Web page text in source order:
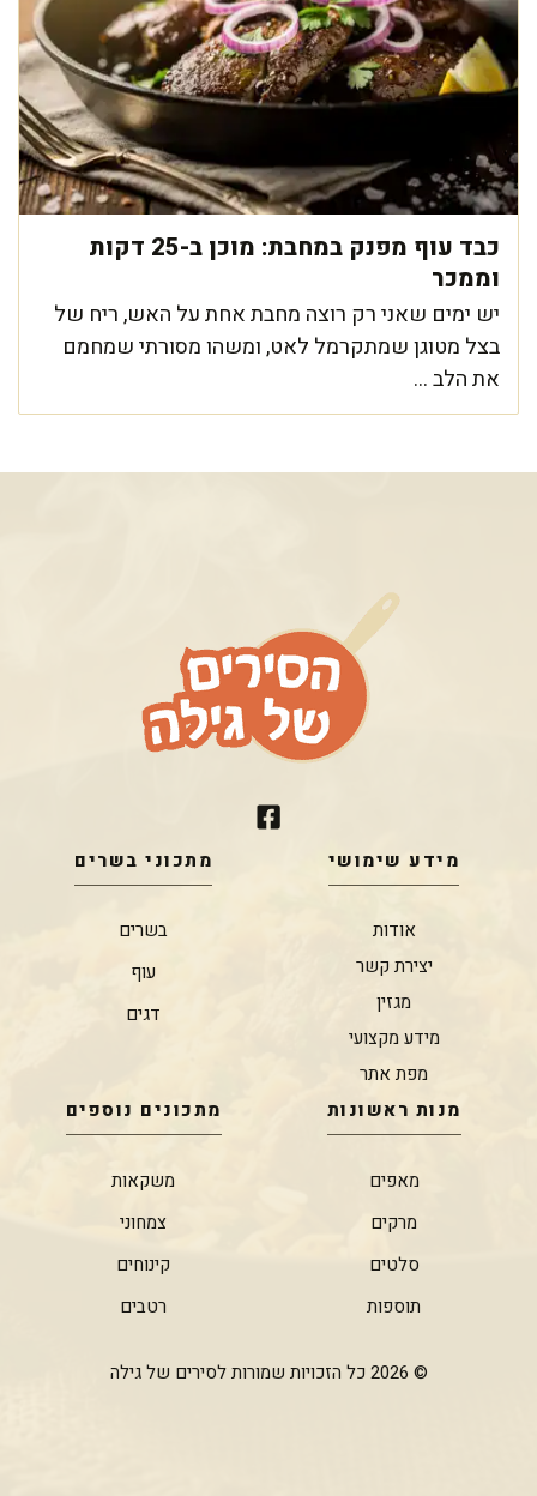
כבד עוף מפנק במחבת: מוכן ב-25 דקות
וממכר
יש ימים שאני רק רוצה מחבת אחת על האש, ריח של
בצל מטוגן שמתקרמל לאט, ומשהו מסורתי שמחמם
את הלב ...
מידע שימושי
אודות
יצירת קשר
מגזין
מידע מקצועי
מפת אתר
מתכוני בשרים
בשרים
עוף
דגים
מנות ראשונות
מאפים
מרקים
סלטים
תוספות
מתכונים נוספים
משקאות
צמחוני
קינוחים
רטבים
© 2026 כל הזכויות שמורות לסירים של גילה